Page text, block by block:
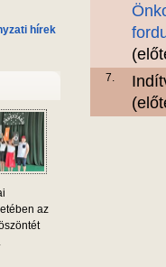
hírek
az
7.